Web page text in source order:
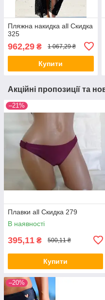
Пляжна накидка all Скидка
325
962,29 ₴ 1 067,29 ₴
Купити
Акційні пропозиції та
–21%
Плавки all Скидка 279
В наявності
395,11 ₴ 500,11 ₴
Купити
–20%